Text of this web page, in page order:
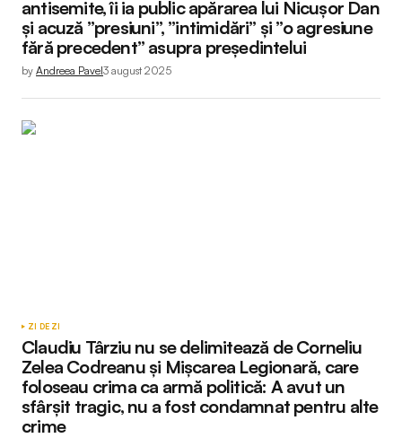
antisemite, îi ia public apărarea lui Nicușor Dan
și acuză ”presiuni”, ”intimidări” și ”o agresiune
fără precedent” asupra președintelui
by Andreea Pavel3 august 2025
ZI DE ZI
Claudiu Târziu nu se delimitează de Corneliu
Zelea Codreanu și Mișcarea Legionară, care
foloseau crima ca armă politică: A avut un
sfârșit tragic, nu a fost condamnat pentru alte
crime